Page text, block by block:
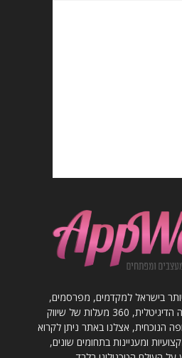
בישראל למקדמים, מפרסמים,
מעצבים ומפתחים במדיה הדיגיטלית, 360 מעלות של שיווק
הנוכחית, אצלנו באתר ניתן לקרוא
ומעניינות בתחומים שונים,